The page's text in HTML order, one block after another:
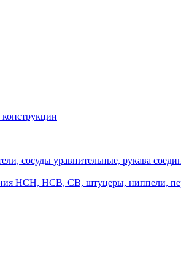
сосуды уравнительные, рукава
НСН, НСВ, СВ, штуцеры, ниппели,